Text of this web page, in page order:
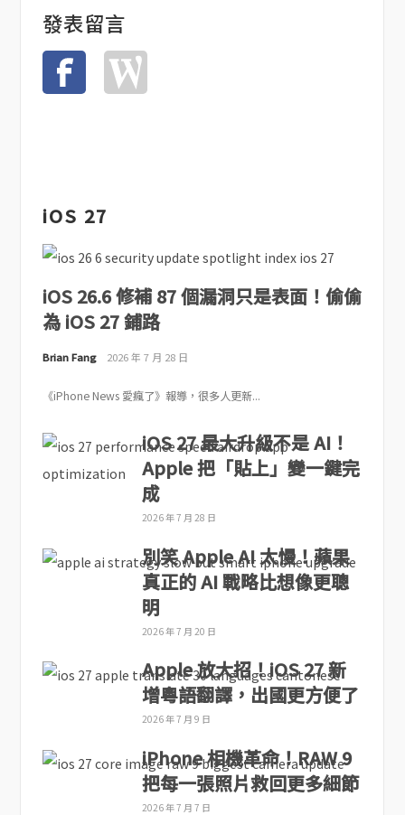
發表留言
iOS 27
iOS 26.6 修補 87 個漏洞只是表面！偷偷
為 iOS 27 鋪路
Brian Fang 2026 年 7 月 28 日
《iPhone News 愛瘋了》報導，很多人更新...
iOS 27 最大升級不是 AI！
Apple 把「貼上」變一鍵完
成
2026 年 7 月 28 日
別笑 Apple AI 太慢！蘋果
真正的 AI 戰略比想像更聰
明
2026 年 7 月 20 日
Apple 放大招！iOS 27 新
增粵語翻譯，出國更方便了
2026 年 7 月 9 日
iPhone 相機革命！RAW 9
把每一張照片救回更多細節
2026 年 7 月 7 日